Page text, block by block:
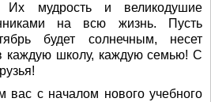
Их мудрость и великодушие
на всю жизнь. Пусть
будет солнечным, несет
каждую школу, каждую семью! С
вас с началом нового учебного